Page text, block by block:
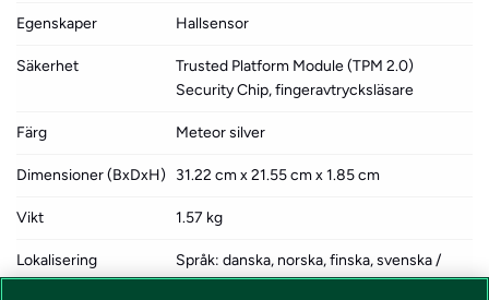
Egenskaper Hallsensor
Säkerhet
Trusted Platform Module (TPM 2.0)
Security Chip, fingeravtrycksläsare
Färg Meteor silver
Dimensioner (BxDxH) 31.22 cm x 21.55 cm x 1.85 cm
Vikt 1.57 kg
Lokalisering
Språk: danska, norska, finska, svenska /
region: Danmark, Finland, Norge, Sverige